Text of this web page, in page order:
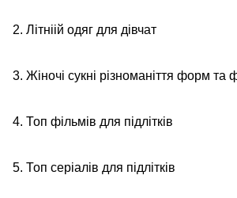
2. Літніій одяг для дівчат
3. Жіночі сукні різноманіття форм та
4. Топ фільмів для підлітків
5. Топ серіалів для підлітків